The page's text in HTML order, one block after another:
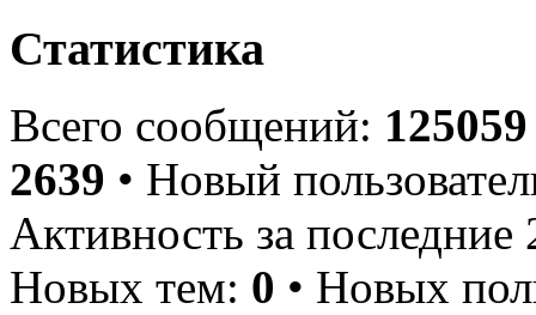
Статистика
Всего сообщений: 125059
2639 • Новый
Активность за
Новых тем: 0 • Новых